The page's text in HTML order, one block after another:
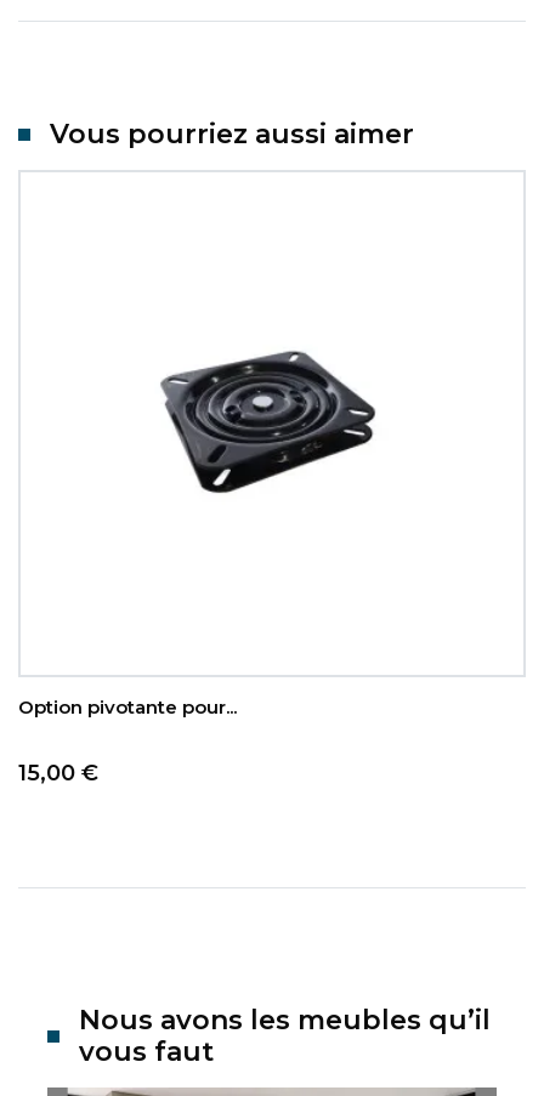
Vous pourriez aussi aimer
Option pivotante pour...
Prix
15,00 €
Nous avons les meubles qu’il
vous faut